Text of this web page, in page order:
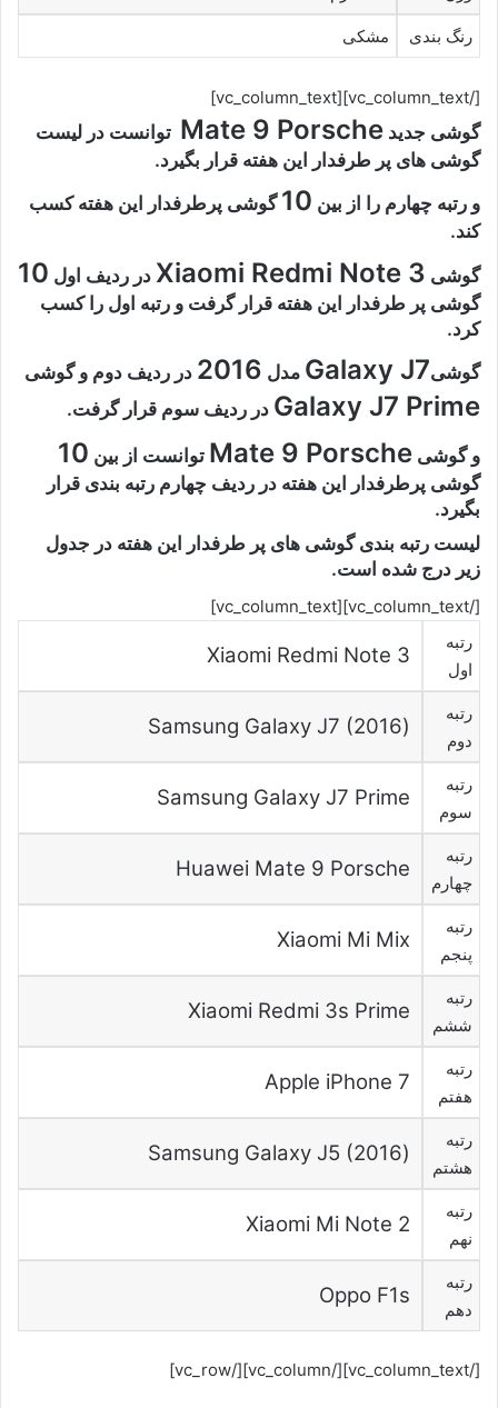
رنگ بندی مشکی
[/vc_column_text][vc_column_text]
گوشی جدید Mate 9 Porsche توانست در لیست
گوشی های پر طرفدار این هفته قرار بگیرد.
و رتبه چهارم را از بین 10 گوشی پرطرفدار این هفته کسب
کند.
گوشی Xiaomi Redmi Note 3 در ردیف اول 10
گوشی پر طرفدار این هفته قرار گرفت و رتبه اول را کسب
کرد.
گوشیGalaxy J7 مدل 2016 در ردیف دوم و گوشی
Galaxy J7 Prime در ردیف سوم قرار گرفت.
و گوشی Mate 9 Porsche توانست از بین 10
گوشی پرطرفدار این هفته در ردیف چهارم رتبه بندی قرار
بگیرد.
لیست رتبه بندی گوشی های پر طرفدار این هفته در جدول
زیر درج شده است.
[/vc_column_text][vc_column_text]
رتبه
اول
Xiaomi Redmi Note 3
رتبه
دوم
(Samsung Galaxy J7 (2016
رتبه
سوم
Samsung Galaxy J7 Prime
رتبه
چهارم
Huawei Mate 9 Porsche
رتبه
پنجم
Xiaomi Mi Mix
رتبه
ششم
Xiaomi Redmi 3s Prime
رتبه
هفتم
Apple iPhone 7
رتبه
هشتم
(Samsung Galaxy J5 (2016
رتبه
نهم
Xiaomi Mi Note 2
رتبه
دهم
Oppo F1s
[/vc_column_text][/vc_column][/vc_row]